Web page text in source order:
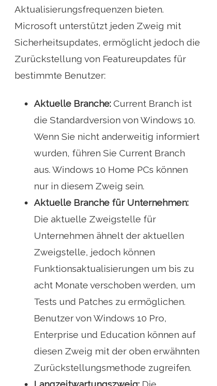
Aktualisierungsfrequenzen bieten.
Microsoft unterstützt jeden Zweig mit
Sicherheitsupdates, ermöglicht jedoch die
Zurückstellung von Featureupdates für
bestimmte Benutzer:
Aktuelle Branche: Current Branch ist
die Standardversion von Windows 10.
Wenn Sie nicht anderweitig informiert
wurden, führen Sie Current Branch
aus. Windows 10 Home PCs können
nur in diesem Zweig sein.
Aktuelle Branche für Unternehmen:
Die aktuelle Zweigstelle für
Unternehmen ähnelt der aktuellen
Zweigstelle, jedoch können
Funktionsaktualisierungen um bis zu
acht Monate verschoben werden, um
Tests und Patches zu ermöglichen.
Benutzer von Windows 10 Pro,
Enterprise und Education können auf
diesen Zweig mit der oben erwähnten
Zurückstellungsmethode zugreifen.